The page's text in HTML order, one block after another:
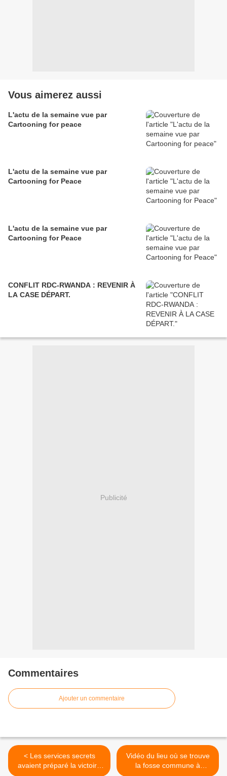
Vous aimerez aussi
L'actu de la semaine vue par
Cartooning for peace
L'actu de la semaine vue par
Cartooning for Peace
L'actu de la semaine vue par
Cartooning for Peace
CONFLIT RDC-RWANDA : REVENIR À
LA CASE DÉPART.
Publicité
Commentaires
Ajouter un commentaire
< Les services secrets
avaient préparé la victoire
Vidéo du lieu où se trouve
la fosse commune à